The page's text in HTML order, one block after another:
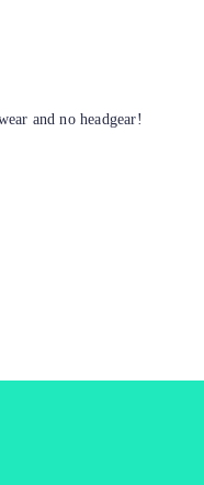
and no headgear!